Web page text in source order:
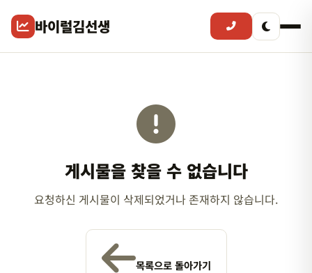
바이럴김선생
게시물을 찾을 수 없습니다
요청하신 게시물이 삭제되었거나 존재하지 않습니다.
목록으로 돌아가기